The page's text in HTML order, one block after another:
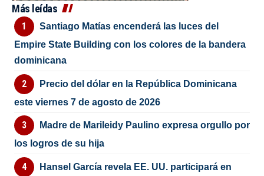
Más leídas
Santiago Matías encenderá las luces del
Empire State Building con los colores de la bandera
dominicana
Precio del dólar en la República Dominicana
este viernes 7 de agosto de 2026
Madre de Marileidy Paulino expresa orgullo por
los logros de su hija
Hansel García revela EE. UU. participará en